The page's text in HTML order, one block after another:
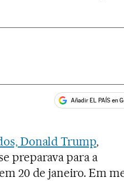
Añadir EL PAÍS en
Donald Trump,
preparava para a
20 de janeiro. Em